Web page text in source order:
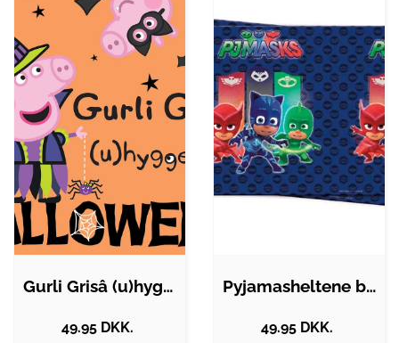
Gurli Grisâ (u)hyggelige halloween
49.95 DKK.
Pyjamasheltene borddug
49.95 DKK.